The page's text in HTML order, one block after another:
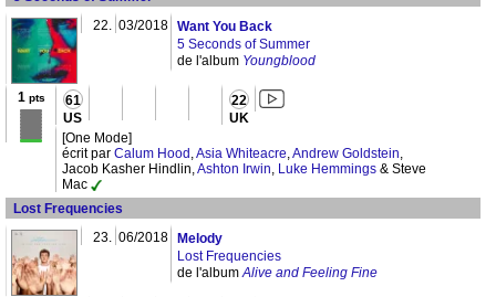
22. 03/2018 Want You Back
5 Seconds of Summer
de l'album Youngblood
1 pts 61
US
22
UK
[One Mode]
écrit par Calum Hood ,Asia Whiteacre,Andrew Goldstein,
Jacob Kasher Hindlin,Ashton Irwin, Luke Hemmings & Steve
Mac
Lost Frequencies
23. 06/2018
Melody
Lost Frequencies
de l'albumAlive and Feeling Fine